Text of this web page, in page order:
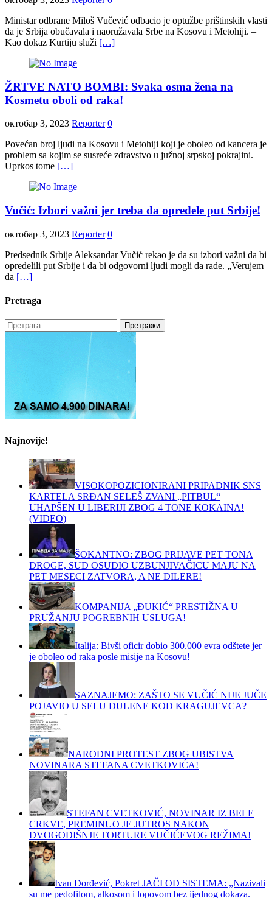
Ministar odbrane Miloš Vučević odbacio je optužbe prištinskih vlasti
da je Srbija obučavala i naoružavala Srbe na Kosovu i Metohiji. –
Kao dokaz Kurtiju služi […]
ŽRTVE NATO BOMBI: Svaka osma žena na
Kosmetu oboli od raka!
октобар 3, 2023 Reporter 0
Povećan broj ljudi na Kosovu i Metohiji koji je oboleo od kancera je
problem sa kojim se susreće zdravstvo u južnoj srpskoj pokrajini.
Uprkos tome […]
Vučić: Izbori važni jer treba da opredele put Srbije!
октобар 3, 2023 Reporter 0
Predsednik Srbije Aleksandar Vučić rekao je da su izbori važni da bi
opredelili put Srbije i da bi odgovorni ljudi mogli da rade. „Verujem
da […]
Pretraga
Претрага
за:
Najnovije!
VISOKOPOZICIONIRANI PRIPADNIK SNS
KARTELA SRĐAN SELEŠ ZVANI „PITBUL“
UHAPŠEN U LIBERIJI ZBOG 4 TONE KOKAINA!
(VIDEO)
ŠOKANTNO: ZBOG PRIJAVE PET TONA
DROGE, SUD OSUDIO UZBUNJIVAČICU MAJU NA
PET MESECI ZATVORA, A NE DILERE!
KOMPANIJA „ĐUKIĆ“ PRESTIŽNA U
PRUŽANJU POGREBNIH USLUGA!
Italija: Bivši oficir dobio 300.000 evra odštete jer
je oboleo od raka posle misije na Kosovu!
SAZNAJEMO: ZAŠTO SE VUČIĆ NIJE JUČE
POJAVIO U SELU DULENE KOD KRAGUJEVCA?
NARODNI PROTEST ZBOG UBISTVA
NOVINARA STEFANA CVETKOVIĆA!
STEFAN CVETKOVIĆ, NOVINAR IZ BELE
CRKVE, PREMINUO JE JUTROS NAKON
DVOGODIŠNJE TORTURE VUČIĆEVOG REŽIMA!
Ivan Đorđević, Pokret JAČI OD SISTEMA: „Nazivali
su me pedofilom, alkosom i lopovom bez ijednog dokaza.